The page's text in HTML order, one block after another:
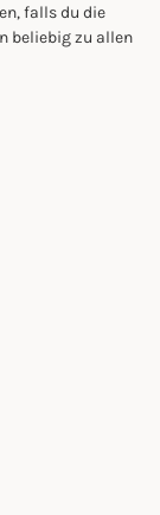
falls du die
beliebig zu allen